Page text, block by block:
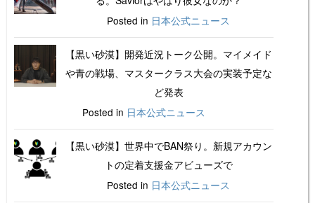
Posted in 日本公式ニュース
【黒い砂漠】開発近況トーク公開。マイメイド
や青の戦場、マスタークラス大会の実装予定な
ど発表
Posted in 日本公式ニュース
【黒い砂漠】世界中でBAN祭り。新規アカウン
トの定着支援金アビューズで
Posted in 日本公式ニュース